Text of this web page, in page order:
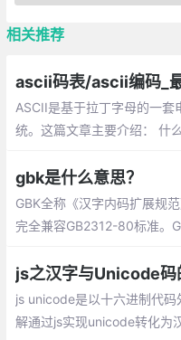
相关推荐
ASCII是基于拉丁字母的一套
统。这篇文章主要介绍： 什
字编码、ASCII码图、最全的
gbk是什么意思？
GBK全称《汉字内码扩展规
完全兼容GB2312-80标准。
js之汉字与Unicode码
js unicode是以十六进制代
解通过js实现unicode转化为